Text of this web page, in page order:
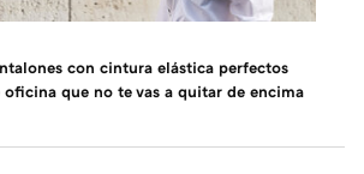
con cintura elástica perfectos
oficina que no te vas a quitar de encima